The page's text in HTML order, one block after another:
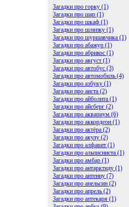
Загадки про горку (1)
Загадки про шар (1)
Загадки про шкаф (1)
Загадки про шляпку (1)
Загадки про шуршавчика (1)
Загадки про абажур (1)
Загадки про абрикос (1)
Загадки про август (1)
Загадки про автобус (3)
Загадки про автомобиль (4)
Загадки про азбуку (1)
Загадки про аиста (2)
Загадки про айболита (1)
Загадки про айсберг (2)
Загадки про аквариум (6)
Загадки про аккордеон (1)
Загадки про актёра (2)
Загадки про акулу (2)
Загадки про алфавит (1)
Загадки про альписниста (1)
Загадки про амбар (1)
Загадки про антарктиду (1)
Загадки про антенну (7)
Загадки про апельсин (2)
Загадки про апрель (2)
Загадки про аптекаря (1)